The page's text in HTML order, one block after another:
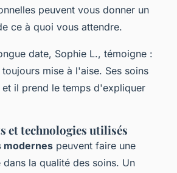
peuvent vous donner un
ce à quoi vous attendre.
date, Sophie L., témoigne :
mise à l'aise. Ses soins
il prend le temps d'expliquer
et technologies utilisés
modernes peuvent faire une
la qualité des soins. Un